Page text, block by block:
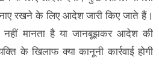
रखने के लिए आदेश जारी किए जाते हैं।
नहीं मानता है या जानबूझकर आदेश की
के खिलाफ क्या कानूनी कार्रवाई होगी